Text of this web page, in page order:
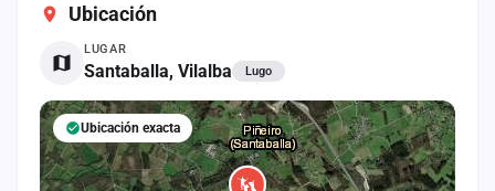
Ubicación
LUGAR
Santaballa, Vilalba Lugo
Ubicación exacta